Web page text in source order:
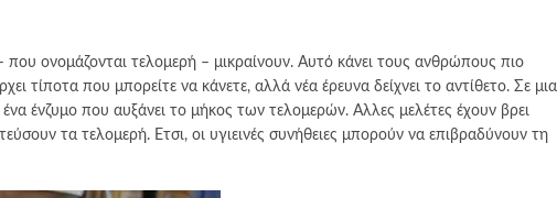
ονομάζονται τελομερή – μικραίνουν. Αυτό κάνει τους ανθρώπους πιο
τίποτα που μπορείτε να κάνετε, αλλά νέα έρευνα δείχνει το αντίθετο. Σε μια
ένζυμο που αυξάνει το μήκος των τελομερών. Αλλες μελέτες έχουν βρει
τα τελομερή. Ετσι, οι υγιεινές συνήθειες μπορούν να επιβραδύνουν τη